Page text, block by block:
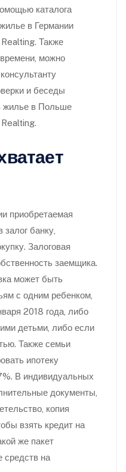
каталога
в Германии
Также
можно
и беседы
жилье в Польше
приобретаемая
банку,
Залоговая
заемщика.
может быть
с одним ребенком,
2018 года, либо
детьми, либо если
Также семьи
ипотеку
В индивидуальных
документы,
копия
взять кредит на
же пакет
средств на